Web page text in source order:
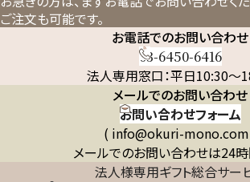
ご注文も可能です。
お電話でのお問い合わせ
03-6450-6416
法人専用窓口：平日10:30～
メールでのお問い合わせ
お問い合わせフォーム
( info@okuri-
メールでのお問い合わせは24
法人様専用ギフト総合サー